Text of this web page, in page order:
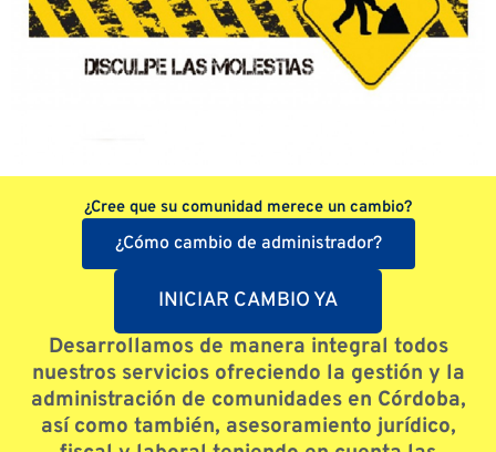
¿Cree que su comunidad merece un cambio?
¿Cómo cambio de administrador?
INICIAR CAMBIO YA
Desarrollamos de manera integral todos
nuestros servicios ofreciendo la gestión y la
administración de comunidades en Córdoba,
así como también, asesoramiento jurídico,